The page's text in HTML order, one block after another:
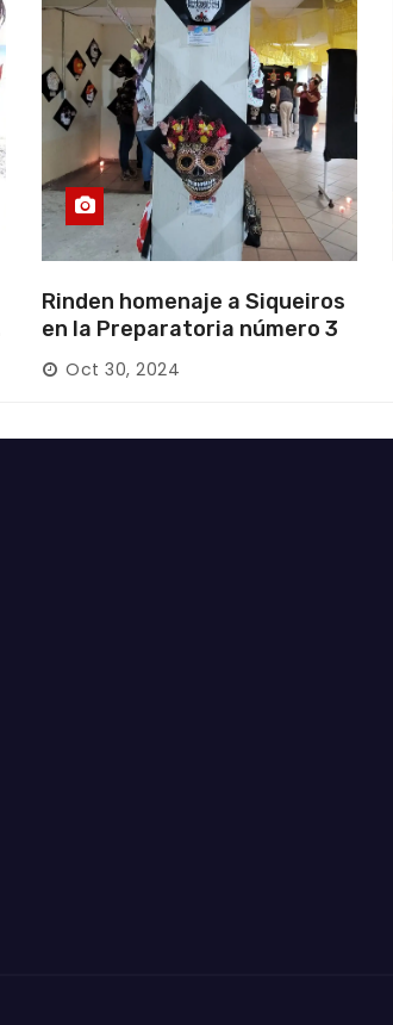
Rinden homenaje a Siqueiros
en la Preparatoria número 3
Oct 30, 2024